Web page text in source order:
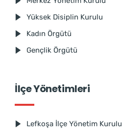
Yüksek Disiplin Kurulu
Kadın Örgütü
Gençlik Örgütü
İlçe Yönetimleri
Lefkoşa İlçe Yönetim Kurulu